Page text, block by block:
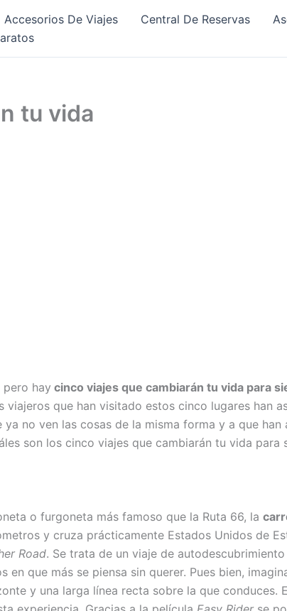
Accesorios De Viajes Central De Reservas
tu vida
pero hay cinco viajes que cambiarán tu vida para
que han visitado estos cinco lugares han
no ven las cosas de la misma forma y a que
son los cinco viajes que cambiarán tu vida para
o furgoneta más famoso que la Ruta 66, la
y cruza prácticamente Estados Unidos de
Road. Se trata de un viaje de
en que más se piensa sin querer. Pues bien,
y una larga línea recta sobre la que conduces.